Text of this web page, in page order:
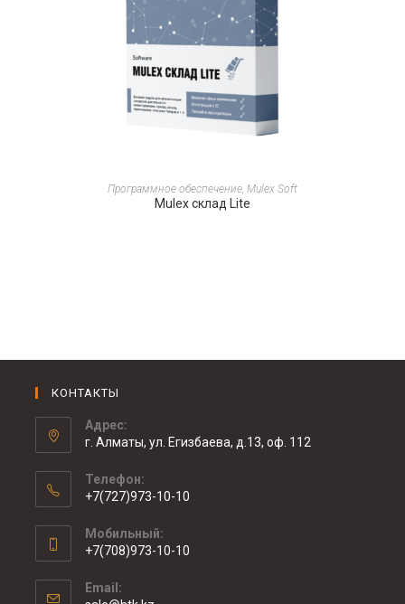
ПОДРОБНЕЕ
Программное обеспечение, Mulex Soft
Mulex склад Lite
КОНТАКТЫ
Адрес:
г. Алматы, ул. Егизбаева, д.13, оф. 112
Телефон:
+7(727)973-10-10
Мобильный:
+7(708)973-10-10
Email: